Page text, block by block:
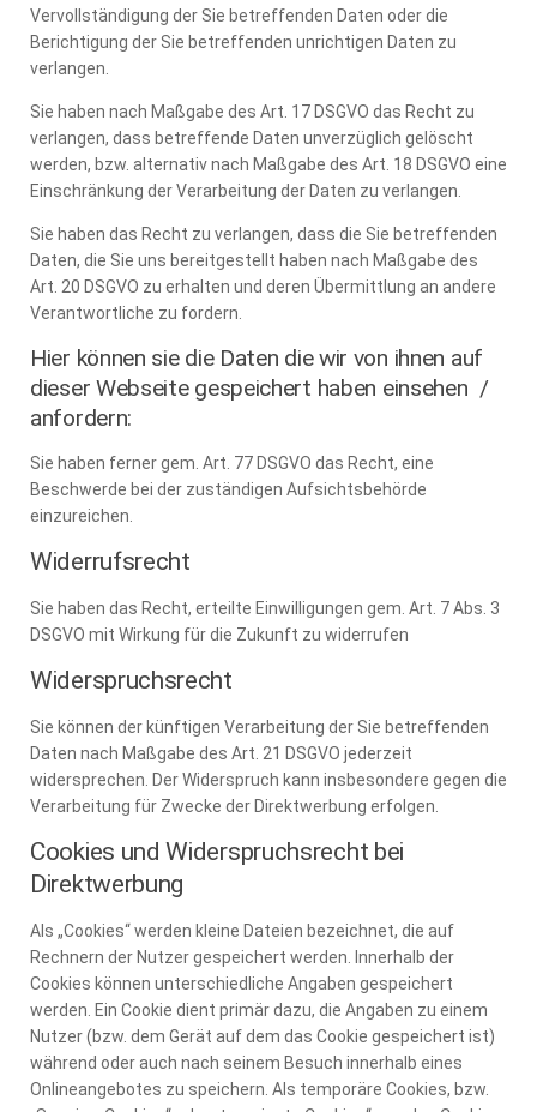
Vervollständigung der Sie betreffenden Daten oder die
Berichtigung der Sie betreffenden unrichtigen Daten zu
verlangen.
Sie haben nach Maßgabe des Art. 17 DSGVO das Recht zu
verlangen, dass betreffende Daten unverzüglich gelöscht
werden, bzw. alternativ nach Maßgabe des Art. 18 DSGVO eine
Einschränkung der Verarbeitung der Daten zu verlangen.
Sie haben das Recht zu verlangen, dass die Sie betreffenden
Daten, die Sie uns bereitgestellt haben nach Maßgabe des
Art. 20 DSGVO zu erhalten und deren Übermittlung an andere
Verantwortliche zu fordern.
Hier können sie die Daten die wir von ihnen auf
dieser Webseite gespeichert haben einsehen /
anfordern:
Sie haben ferner gem. Art. 77 DSGVO das Recht, eine
Beschwerde bei der zuständigen Aufsichtsbehörde
einzureichen.
Widerrufsrecht
Sie haben das Recht, erteilte Einwilligungen gem. Art. 7 Abs. 3
DSGVO mit Wirkung für die Zukunft zu widerrufen
Widerspruchsrecht
Sie können der künftigen Verarbeitung der Sie betreffenden
Daten nach Maßgabe des Art. 21 DSGVO jederzeit
widersprechen. Der Widerspruch kann insbesondere gegen die
Verarbeitung für Zwecke der Direktwerbung erfolgen.
Cookies und Widerspruchsrecht bei
Direktwerbung
Als „Cookies“ werden kleine Dateien bezeichnet, die auf
Rechnern der Nutzer gespeichert werden. Innerhalb der
Cookies können unterschiedliche Angaben gespeichert
werden. Ein Cookie dient primär dazu, die Angaben zu einem
Nutzer (bzw. dem Gerät auf dem das Cookie gespeichert ist)
während oder auch nach seinem Besuch innerhalb eines
Onlineangebotes zu speichern. Als temporäre Cookies, bzw.